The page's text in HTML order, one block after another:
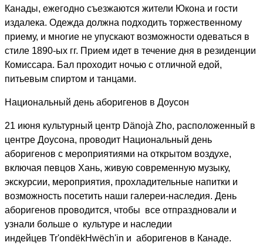
Канады, ежегодно съезжаются жители Юкона и гости
издалека. Одежда должна подходить торжественному
приему, и многие не упускают возможности одеваться в
стиле 1890-ых гг. Прием идет в течение дня в резиденции
Комиссара. Бал проходит ночью с отличной едой,
питьевым спиртом и танцами.
Национальный день аборигенов в Доусон
21 июня культурный центр Dänojà Zho, расположенный в
центре Доусона, проводит Национальный день
аборигенов с мероприятиями на открытом воздухе,
включая певцов Хань, живую современную музыку,
экскурсии, мероприятия, прохладительные напитки и
возможность посетить наши галереи-наследия. День
аборигенов проводится, чтобы все отпраздновали и
узнали больше о культуре и наследии
индейцев Tr'ondëkHwëch'in и аборигенов в Канаде.